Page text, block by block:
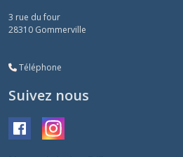
3 rue du four
28310 Gommerville
Téléphone
Suivez nous